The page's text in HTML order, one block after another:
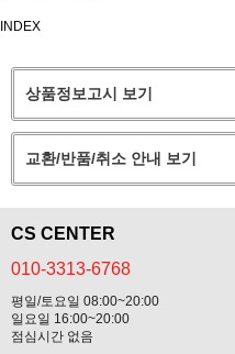
INDEX
상품정보고시 보기
교환/반품/취소 안내 보기
CS CENTER
010-3313-6768
평일/토요일 08:00~20:00
일요일 16:00~20:00
점심시간 없음